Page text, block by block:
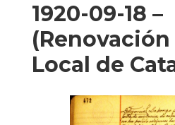
1920-09-18 –
Local de